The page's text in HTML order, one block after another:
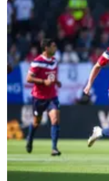
d'être
paraître de
en France,
de nos
pas le PSG.
natcho1
C est
clubs
+